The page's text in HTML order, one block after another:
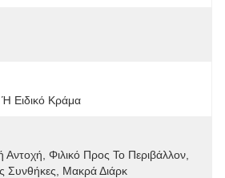
Ειδικό Κράμα
Φιλικό Προς Το Περιβάλλον,
Συνθήκες, Μακρά Διάρκ